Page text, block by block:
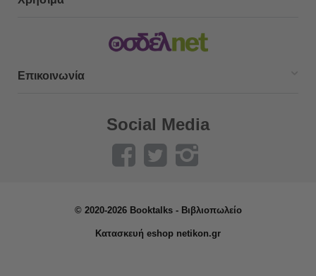
Επικοινωνία
Social Media
© 2020-2026 Booktalks - Βιβλιοπωλείο
Κατασκευή eshop netikon.gr